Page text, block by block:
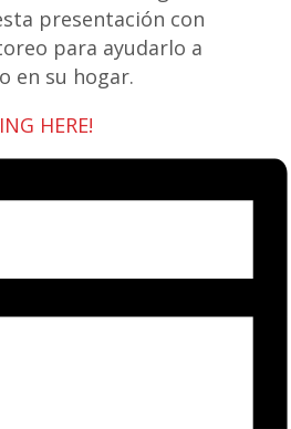
presentación con
para ayudarlo a
en su hogar.
HERE!